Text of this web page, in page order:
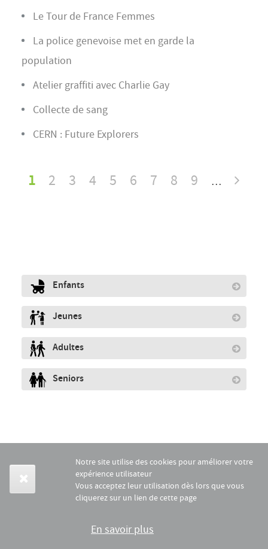
Le Tour de France Femmes
La police genevoise met en garde la
population
Atelier graffiti avec Charlie Gay
Collecte de sang
CERN : Future Explorers
Page
1 Page
2 Page
3 Page
4 Page
5 Page
6 Page
7 Page
8 Page
9 …
Page
Enfants
Jeunes
Adultes
Seniors
Notre site utilise des cookies pour améliorer votre
expérience utilisateur
Vous acceptez leur utilisation dès lors que vous
cliquerez sur un lien de cette page
En savoir plus